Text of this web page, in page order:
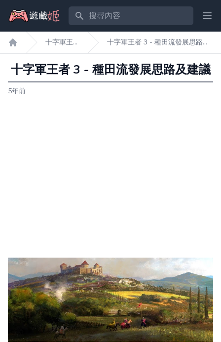
搜尋內容
遊戲姬首頁
十字軍王
者3
十字軍王者 3 - 種田流發展思路及
建議
十字軍王者 3 - 種田流發展思路及建議
5年前